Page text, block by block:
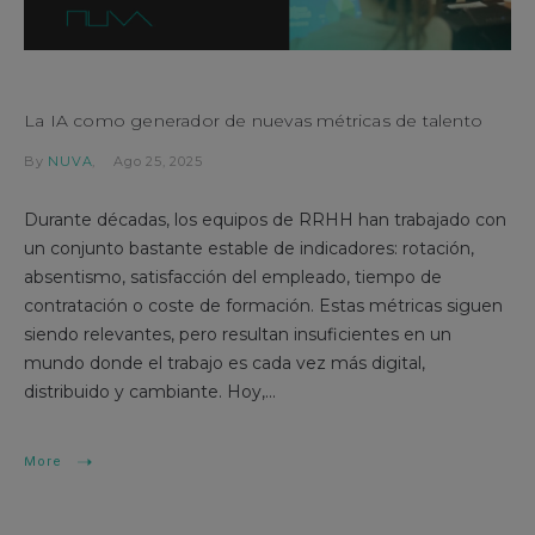
La IA como generador de nuevas métricas de talento
By NUVA Ago 25, 2025
Durante décadas, los equipos de RRHH han trabajado con
un conjunto bastante estable de indicadores: rotación,
absentismo, satisfacción del empleado, tiempo de
contratación o coste de formación. Estas métricas siguen
siendo relevantes, pero resultan insuficientes en un
mundo donde el trabajo es cada vez más digital,
distribuido y cambiante. Hoy,...
More